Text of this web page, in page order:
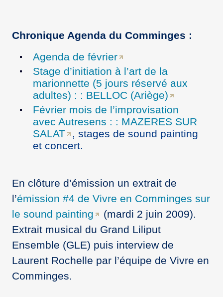
Chronique Agenda du Comminges :
Agenda de février
Stage d’initiation à l’art de la
marionnette (5 jours réservé aux
adultes) : : BELLOC (Ariège)
Février mois de l’improvisation
avec Autresens : : MAZERES SUR
SALAT
, stages de sound painting
et concert.
En clôture d’émission un extrait de
l’émission #4 de Vivre en Comminges sur
le sound painting
(mardi 2 juin 2009).
Extrait musical du Grand Liliput
Ensemble (GLE) puis interview de
Laurent Rochelle par l’équipe de Vivre en
Comminges.